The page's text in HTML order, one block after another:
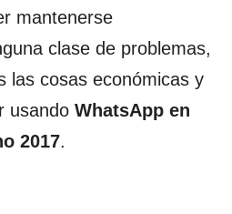
mantenerse
clase de problemas,
las cosas económicas y
usando WhatsApp en
2017.